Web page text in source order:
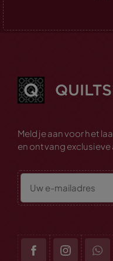
Meld je aan voor het
en ontvang